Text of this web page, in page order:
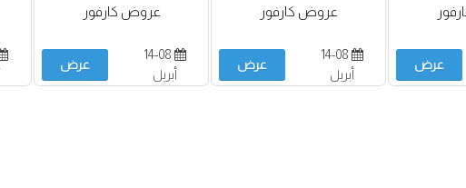
عرض
عروض كارفور
14-08
أبريل
عرض
عروض كارفور
14-08
أبريل
عرض